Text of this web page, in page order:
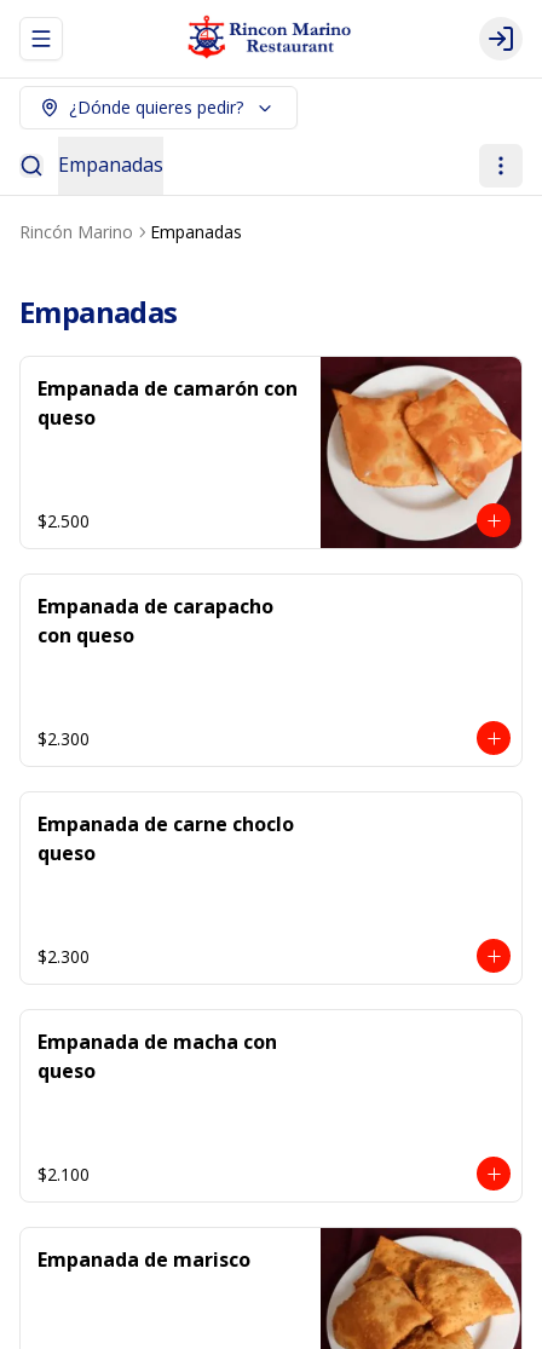
Abrir menu de navegación Login
¿Dónde quieres pedir?
Empanadas
Rincón Marino Empanadas
Empanadas
Empanada de camarón con
queso
$2.500
Empanada de carapacho
con queso
$2.300
Empanada de carne choclo
queso
$2.300
Empanada de macha con
queso
$2.100
Empanada de marisco